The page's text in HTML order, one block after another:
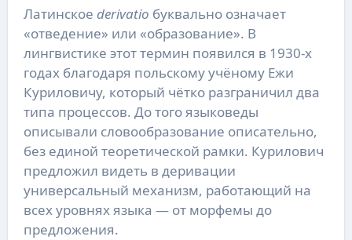
Латинское derivatio буквально означает
«отведение» или «образование». В
лингвистике этот термин появился в 1930-х
годах благодаря польскому учёному Ежи
Куриловичу, который чётко разграничил два
типа процессов. До того языковеды
описывали словообразование описательно,
без единой теоретической рамки. Курилович
предложил видеть в деривации
универсальный механизм, работающий на
всех уровнях языка — от морфемы до
предложения.